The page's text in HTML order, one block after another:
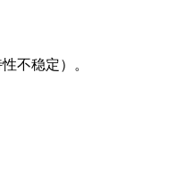
不稳定）。